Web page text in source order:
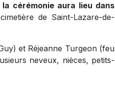
cérémonie aura lieu dans
de Saint-Lazare-de-
et Réjeanne Turgeon (feu
neveux, nièces, petits-